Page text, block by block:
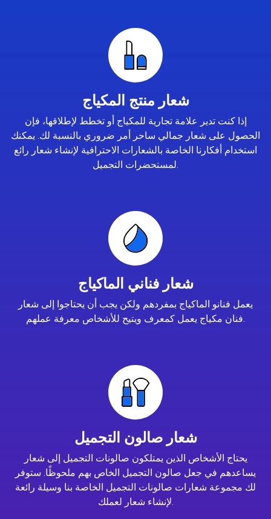
شعار منتج المكياج
إذا كنت تدير علامة تجارية للمكياج أو تخطط لإطلاقها، فإن
الحصول على شعار جمالي ساحر أمر ضروري بالنسبة لك. يمكنك
استخدام أفكارنا الخاصة بالشعارات الاحترافية لإنشاء شعار رائع
لمستحضرات التجميل.
شعار فناني الماكياج
يعمل فنانو الماكياج بمفردهم ولكن يجب أن يحتاجوا إلى شعار
فنان مكياج يعمل كمعرف ويتيح للأشخاص معرفة عملهم.
شعار صالون التجميل
يحتاج الأشخاص الذين يمتلكون صالونات التجميل إلى شعار
يساعدهم في جعل صالون التجميل الخاص بهم ملحوظًا. ستوفر
لك مجموعة شعارات صالونات التجميل الخاصة بنا وسيلة رائعة
لإنشاء شعار لعملك.